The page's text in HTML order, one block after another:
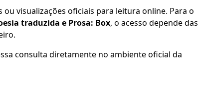
visualizações oficiais para leitura online. Para o
traduzida e Prosa: Box, o acesso depende das
consulta diretamente no ambiente oficial da